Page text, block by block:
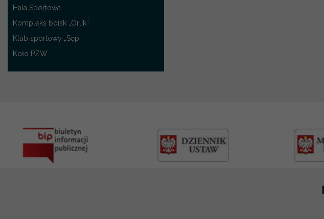
Hala Sportowa
Kompleks boisk „Orlik”
Klub sportowy „Sęp”
Koło PZW